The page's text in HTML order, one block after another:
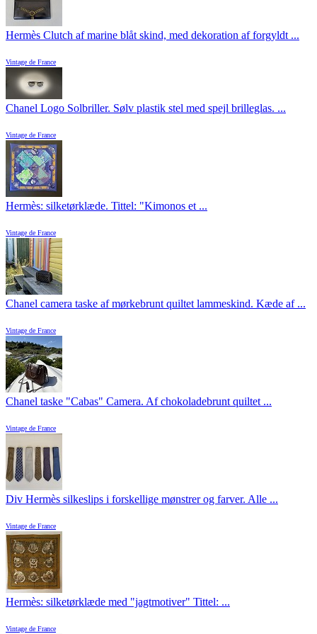
Hermès Clutch af marine blåt skind, med dekoration af forgyldt ...
Vintage de France
Chanel Logo Solbriller. Sølv plastik stel med spejl brilleglas. ...
Vintage de France
Hermès: silketørklæde. Tittel: "Kimonos et ...
Vintage de France
Chanel camera taske af mørkebrunt quiltet lammeskind. Kæde af ...
Vintage de France
Chanel taske "Cabas" Camera. Af chokoladebrunt quiltet ...
Vintage de France
Div Hermès silkeslips i forskellige mønstrer og farver. Alle ...
Vintage de France
Hermès: silketørklæde med "jagtmotiver" Tittel: ...
Vintage de France